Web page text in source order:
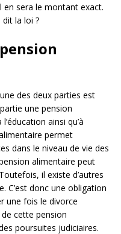
en sera le montant exact.
dit la loi ?
des deux parties est
une pension
ainsi qu’à
permet
dans le niveau de vie des
alimentaire peut
il existe d’autres
C’est donc une obligation
une fois le divorce
cette pension
poursuites judiciaires.